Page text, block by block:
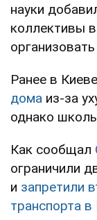
науки
коллективы
Ранее в Киеве
дома из-за
однако
Как сообщал
ограничили
и запретили
транспорта в